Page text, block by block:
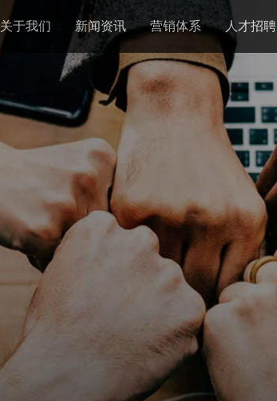
关于我们 新闻资讯 营销体系 人才招聘